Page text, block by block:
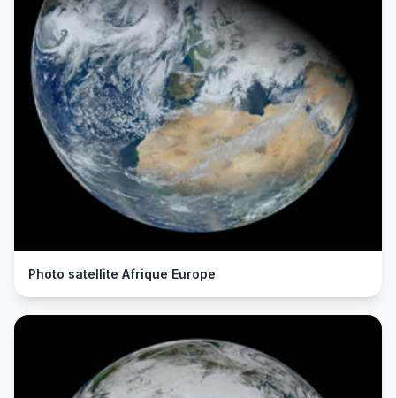
Photo satellite Afrique Europe